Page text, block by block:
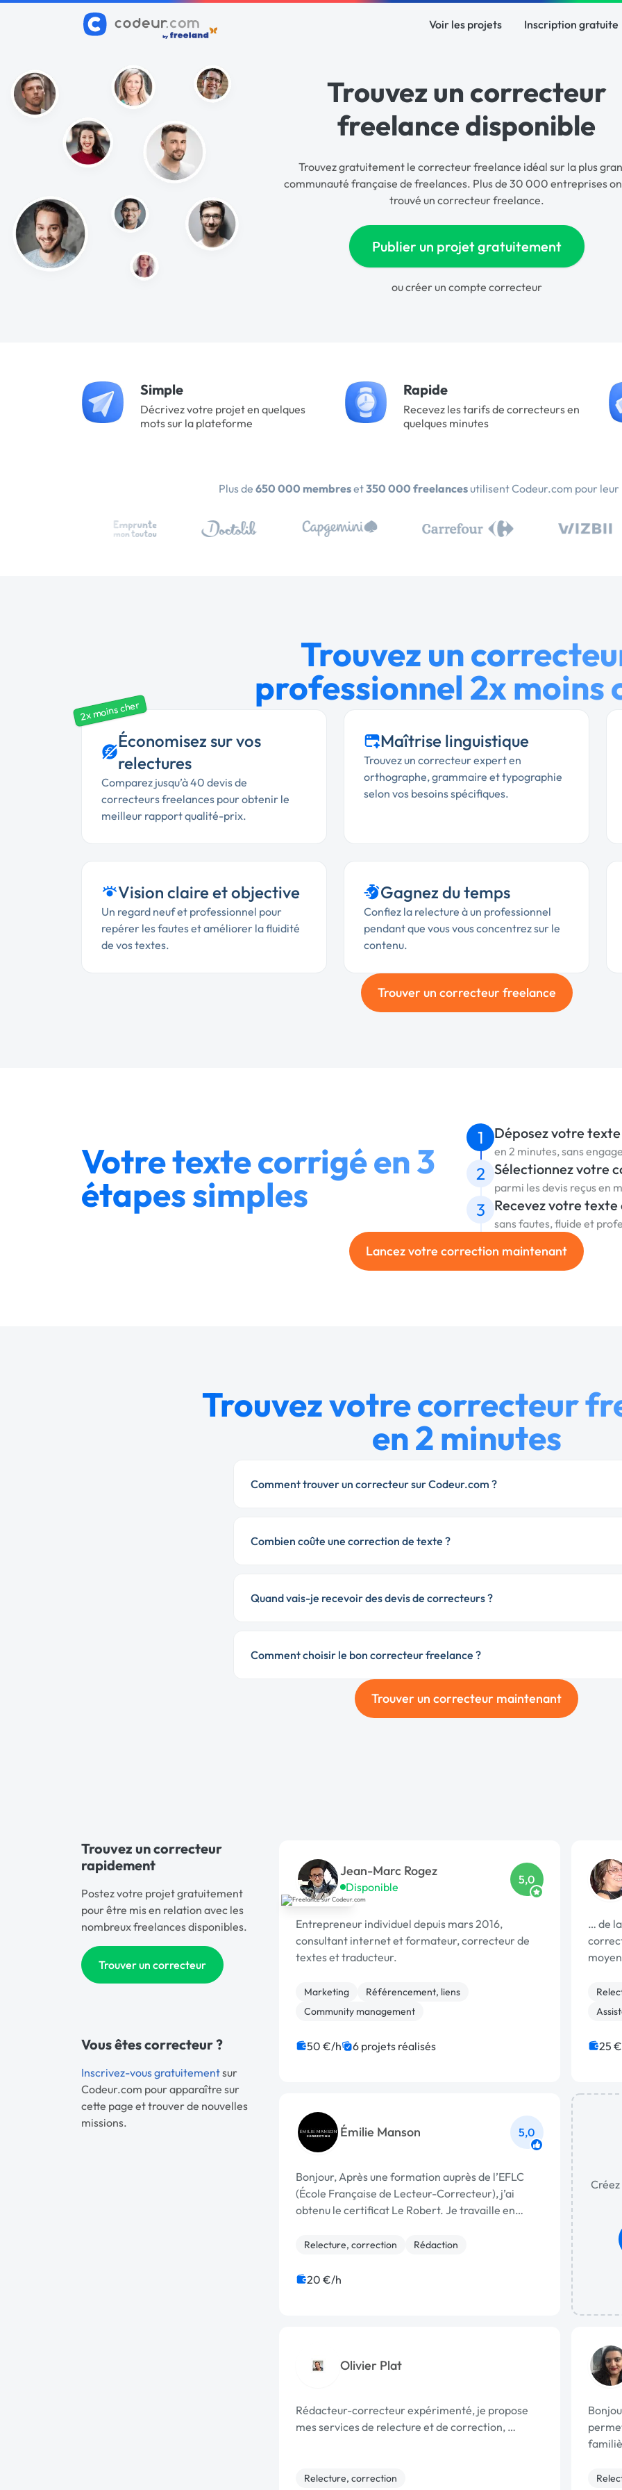
Voir les projets Inscription gratuite
Trouvez un correcteur
freelance disponible
Trouvez gratuitement le correcteur freelance idéal sur la plus
communauté française de freelances. Plus de 30 000 entreprises
trouvé un correcteur freelance.
Publier un projet gratuitement
oucréer un compte correcteur
Simple
Décrivez votre projet en quelques
mots sur la plateforme
Rapide
Recevez les tarifs de correcteurs en
quelques minutes
Plus de 650 000 membreset350 000 freelancesutilisent Codeur.com pour
Trouvez un
professionnel 2x moins
2x moins cher
Économisez sur vos
relectures
Comparez jusqu’à 40 devis de
correcteurs freelances pour obtenir le
meilleur rapport qualité-prix.
Maîtrise linguistique
Trouvez un correcteur expert en
orthographe, grammaire et typographie
selon vos besoins spécifiques.
Vision claire et objective
Un regard neuf et professionnel pour
repérer les fautes et améliorer la fluidité
de vos textes.
Gagnez du temps
Confiez la relecture à un professionnel
pendant que vous vous concentrez sur le
contenu.
Trouver un correcteur freelance
Votre texte corrigé en 3
étapes simples
1 Déposez votre
en 2 minutes, sans
2 Sélectionnez votre
parmi les devis reçus en
3 Recevez votre
sans fautes, fluide et
Lancez votre correction maintenant
Trouvez votre correcteur
en 2 minutes
Comment trouver un correcteur sur Codeur.com ?
Combien coûte une correction de texte ?
Quand vais-je recevoir des devis de correcteurs ?
Comment choisir le bon correcteur freelance ?
Trouver un correcteur maintenant
Trouvez un correcteur
rapidement
Postez votre projet gratuitement
pour être mis en relation avec les
nombreux freelances disponibles.
Trouver un correcteur
Vous êtes correcteur ?
Inscrivez-vous gratuitementsur
Codeur.com pour apparaître sur
cette page et trouver de nouvelles
missions.
Jean-Marc Rogez
Disponible
5,0
Entrepreneur individuel depuis mars 2016,
consultant internet et formateur, correcteur de
textes et traducteur.
Marketing
Référencement, liens
Community management
50 €/h 6 projets réalisés
… de
25
Émilie Manson 5,0
Bonjour, Après une formation auprès de l’EFLC
(École Française de Lecteur-Correcteur), j’ai
obtenu le certificat Le Robert. Je travaille en
Relecture, correction Rédaction
20 €/h
Olivier Plat
Rédacteur-correcteur expérimenté, je propose
mes services de relecture et de correction, …
Relecture, correction